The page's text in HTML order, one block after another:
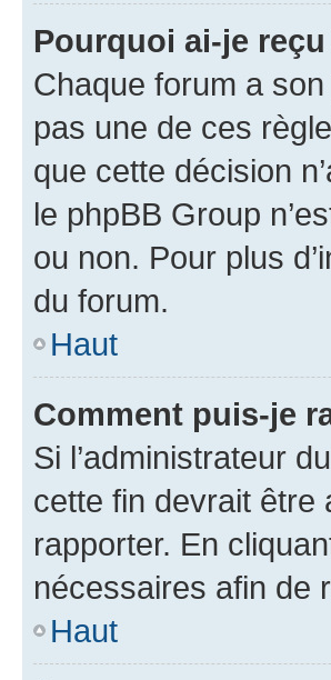
Pourquoi ai-je
Chaque forum a
pas une de ces
que cette décision
le phpBB Group
ou non. Pour plus
du forum.
Haut
Comment puis-je
Si l’administrateur
cette fin devrait être
rapporter. En
nécessaires afin de
Haut